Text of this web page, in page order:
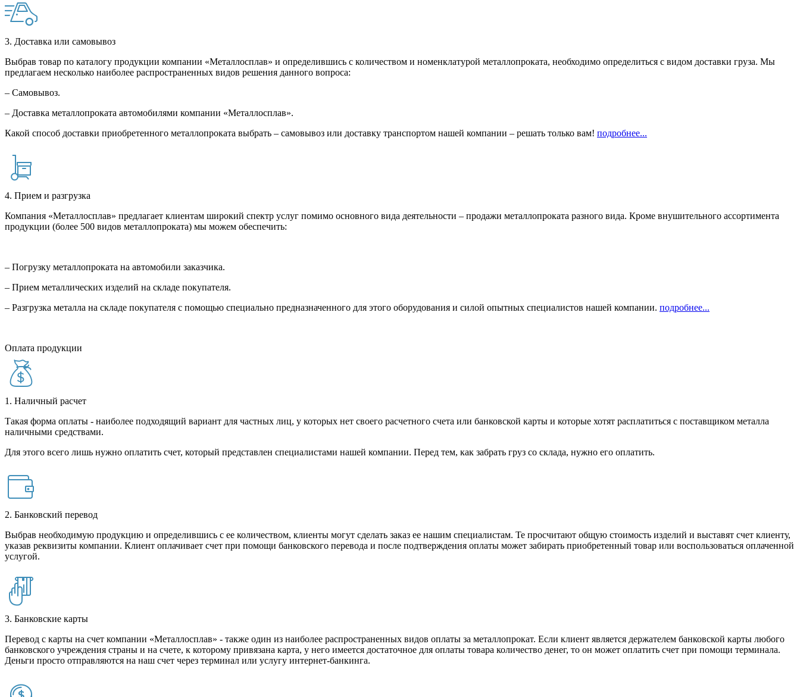
3. Доставка или самовывоз
Выбрав товар по каталогу продукции компании «Металлосплав» и определившись с количеством и номенклатурой металлопроката, необходимо определиться с видом доставки груза. Мы
предлагаем несколько наиболее распространенных видов решения данного вопроса:
– Самовывоз.
– Доставка металлопроката автомобилями компании «Металлосплав».
Какой способ доставки приобретенного металлопроката выбрать – самовывоз или доставку транспортом нашей компании – решать только вам! подробнее...
4. Прием и разгрузка
Компания «Металлосплав» предлагает клиентам широкий спектр услуг помимо основного вида деятельности – продажи металлопроката разного вида. Кроме внушительного ассортимента
продукции (более 500 видов металлопроката) мы можем обеспечить:
– Погрузку металлопроката на автомобили заказчика.
– Прием металлических изделий на складе покупателя.
– Разгрузка металла на складе покупателя с помощью специально предназначенного для этого оборудования и силой опытных специалистов нашей компании. подробнее...
Оплата продукции
1. Наличный расчет
Такая форма оплаты - наиболее подходящий вариант для частных лиц, у которых нет своего расчетного счета или банковской карты и которые хотят расплатиться с поставщиком металла
наличными средствами.
Для этого всего лишь нужно оплатить счет, который представлен специалистами нашей компании. Перед тем, как забрать груз со склада, нужно его оплатить.
2. Банковский перевод
Выбрав необходимую продукцию и определившись с ее количеством, клиенты могут сделать заказ ее нашим специалистам. Те просчитают общую стоимость изделий и выставят счет клиенту,
указав реквизиты компании. Клиент оплачивает счет при помощи банковского перевода и после подтверждения оплаты может забирать приобретенный товар или воспользоваться оплаченной
услугой.
3. Банковские карты
Перевод с карты на счет компании «Металлосплав» - также один из наиболее распространенных видов оплаты за металлопрокат. Если клиент является держателем банковской карты любого
банковского учреждения страны и на счете, к которому привязана карта, у него имеется достаточное для оплаты товара количество денег, то он может оплатить счет при помощи терминала.
Деньги просто отправляются на наш счет через терминал или услугу интернет-банкинга.